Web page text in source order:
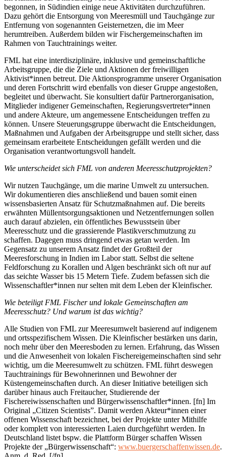
begonnen, in Südindien einige neue Aktivitäten durchzuführen.
Dazu gehört die Entsorgung von Meeresmüll und Tauchgänge zur
Entfernung von sogenannten Geisternetzen, die im Meer
herumtreiben. Außerdem bilden wir Fischergemeinschaften im
Rahmen von Tauchtrainings weiter.
FML hat eine interdisziplinäre, inklusive und gemeinschaftliche
Arbeitsgruppe, die die Ziele und Aktionen der freiwilligen
Aktivist*innen betreut. Die Aktionsprogramme unserer Organisation
und deren Fortschritt wird ebenfalls von dieser Gruppe angestoßen,
begleitet und überwacht. Sie konsultiert dafür Partnerorganisation,
Mitglieder indigener Gemeinschaften, Regierungsvertreter*innen
und andere Akteure, um angemessene Entscheidungen treffen zu
können. Unsere Steuerungsgruppe überwacht die Entscheidungen,
Maßnahmen und Aufgaben der Arbeitsgruppe und stellt sicher, dass
gemeinsam erarbeitete Entscheidungen gefällt werden und die
Organisation verantwortungsvoll handelt.
Wie unterscheidet sich FML von anderen Meeresschutzprojekten?
Wir nutzen Tauchgänge, um die marine Umwelt zu untersuchen.
Wir dokumentieren dies anschließend und bauen somit einen
wissensbasierten Ansatz für Schutzmaßnahmen auf. Die bereits
erwähnten Müllentsorgungsaktionen und Netzentfernungen sollen
auch darauf abzielen, ein öffentliches Bewusstsein über
Meeresschutz und die grassierende Plastikverschmutzung zu
schaffen. Dagegen muss dringend etwas getan werden. Im
Gegensatz zu unserem Ansatz findet der Großteil der
Meeresforschung in Indien im Labor statt. Selbst die seltene
Feldforschung zu Korallen und Algen beschränkt sich oft nur auf
das seichte Wasser bis 15 Metern Tiefe. Zudem befassen sich die
Wissenschaftler*innen nur selten mit dem Leben der Kleinfischer.
Wie beteiligt FML Fischer und lokale Gemeinschaften am
Meeresschutz? Und warum ist das wichtig?
Alle Studien von FML zur Meeresumwelt basierend auf indigenem
und ortsspezifischem Wissen. Die Kleinfischer bestärken uns darin,
noch mehr über den Meeresboden zu lernen. Erfahrung, das Wissen
und die Anwesenheit von lokalen Fischereigemeinschaften sind sehr
wichtig, um die Meeresumwelt zu schützen. FML führt deswegen
Tauchtrainings für Bewohnerinnen und Bewohner der
Küstengemeinschaften durch. An dieser Initiative beteiligen sich
darüber hinaus auch Freitaucher, Studierende der
Fischereiwissenschaften und Bürgerwissenschaftler*innen. [fn] Im
Original „Citizen Scientists”. Damit werden Akteur*innen einer
offenen Wissenschaft bezeichnet, bei der Projekte unter Mithilfe
oder komplett von interessierten Laien durchgeführt werden. In
Deutschland listet bspw. die Plattform Bürger schaffen Wissen
Projekte der „Bürgerwissenschaft“: www.buergerschaffenwissen.de.